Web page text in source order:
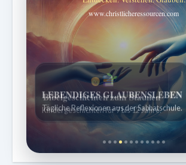
www.christlicheressourcen.com
Bibelgeschichten zum Staunen
Kindergeschichten für 7 bis 12 Jahre.